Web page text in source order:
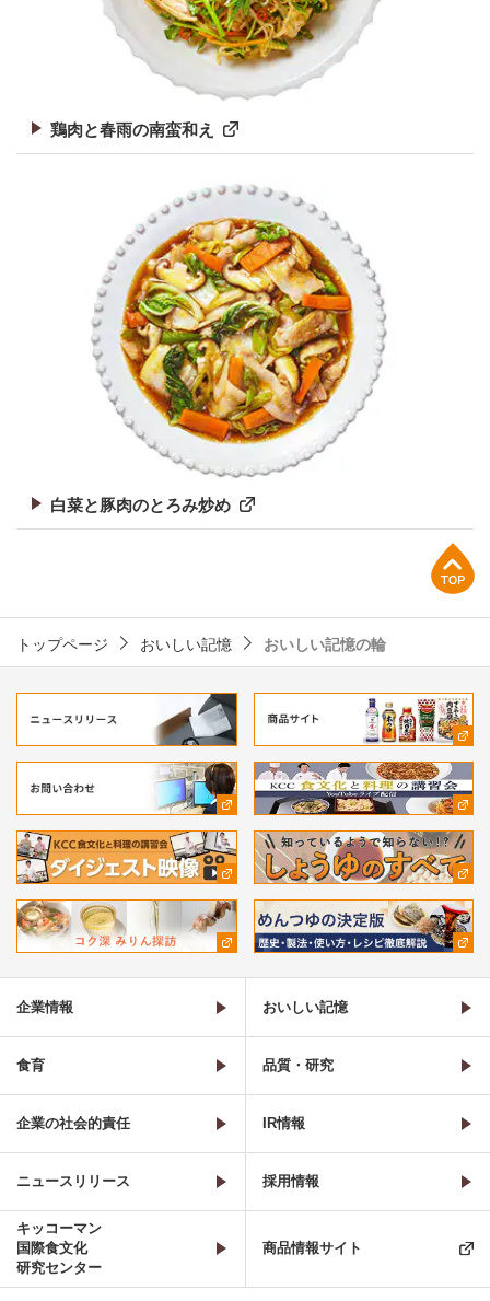
鶏肉と春雨の南蛮和え
白菜と豚肉のとろみ炒め
トップページ おいしい記憶 おいしい記憶の輪
企業情報 おいしい記憶
食育 品質・研究
企業の社会的責任 IR情報
ニュースリリース 採用情報
キッコーマン
国際食文化
研究センター
商品情報サイト